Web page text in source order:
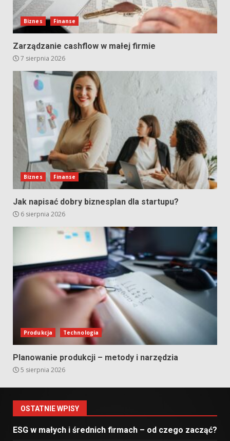
Biznes Finanse
Zarządzanie cashflow w małej firmie
7 sierpnia 2026
Biznes Finanse
Jak napisać dobry biznesplan dla startupu?
6 sierpnia 2026
Produkcja Technologia
Planowanie produkcji – metody i narzędzia
5 sierpnia 2026
OSTATNIE WPISY
ESG w małych i średnich firmach – od czego zacząć?